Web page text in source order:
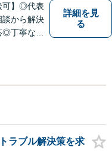
可】◎代表
談から解決
◎丁寧な対
続問題】遺
お任せく
詳細を見
る
ラブル解決策を求